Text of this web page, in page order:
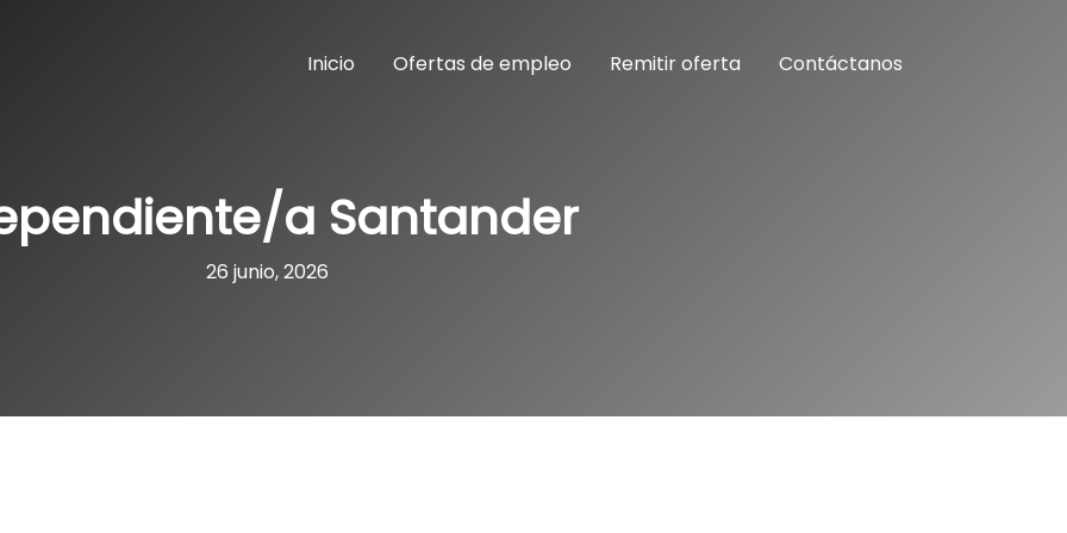
Inicio Ofertas de empleo Remitir oferta Contáctanos
a Santander
26 junio, 2026